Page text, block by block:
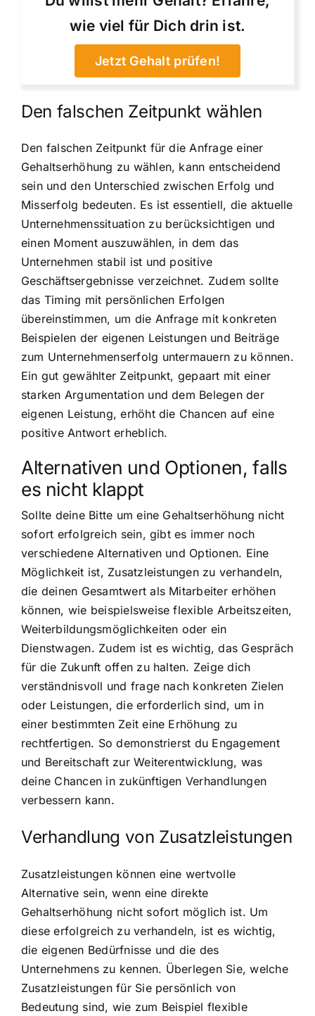
wie viel für Dich drin ist.
Jetzt Gehalt prüfen!
Den falschen Zeitpunkt wählen
Den falschen Zeitpunkt für die Anfrage einer
Gehaltserhöhung zu wählen, kann entscheidend
sein und den Unterschied zwischen Erfolg und
Misserfolg bedeuten. Es ist essentiell, die aktuelle
Unternehmenssituation zu berücksichtigen und
einen Moment auszuwählen, in dem das
Unternehmen stabil ist und positive
Geschäftsergebnisse verzeichnet. Zudem sollte
das Timing mit persönlichen Erfolgen
übereinstimmen, um die Anfrage mit konkreten
Beispielen der eigenen Leistungen und Beiträge
zum Unternehmenserfolg untermauern zu können.
Ein gut gewählter Zeitpunkt, gepaart mit einer
starken Argumentation und dem Belegen der
eigenen Leistung, erhöht die Chancen auf eine
positive Antwort erheblich.
Alternativen und Optionen, falls
es nicht klappt
Sollte deine Bitte um eine Gehaltserhöhung nicht
sofort erfolgreich sein, gibt es immer noch
verschiedene Alternativen und Optionen. Eine
Möglichkeit ist, Zusatzleistungen zu verhandeln,
die deinen Gesamtwert als Mitarbeiter erhöhen
können, wie beispielsweise flexible Arbeitszeiten,
Weiterbildungsmöglichkeiten oder ein
Dienstwagen. Zudem ist es wichtig, das Gespräch
für die Zukunft offen zu halten. Zeige dich
verständnisvoll und frage nach konkreten Zielen
oder Leistungen, die erforderlich sind, um in
einer bestimmten Zeit eine Erhöhung zu
rechtfertigen. So demonstrierst du Engagement
und Bereitschaft zur Weiterentwicklung, was
deine Chancen in zukünftigen Verhandlungen
verbessern kann.
Verhandlung von Zusatzleistungen
Zusatzleistungen können eine wertvolle
Alternative sein, wenn eine direkte
Gehaltserhöhung nicht sofort möglich ist. Um
diese erfolgreich zu verhandeln, ist es wichtig,
die eigenen Bedürfnisse und die des
Unternehmens zu kennen. Überlegen Sie, welche
Zusatzleistungen für Sie persönlich von
Bedeutung sind, wie zum Beispiel flexible